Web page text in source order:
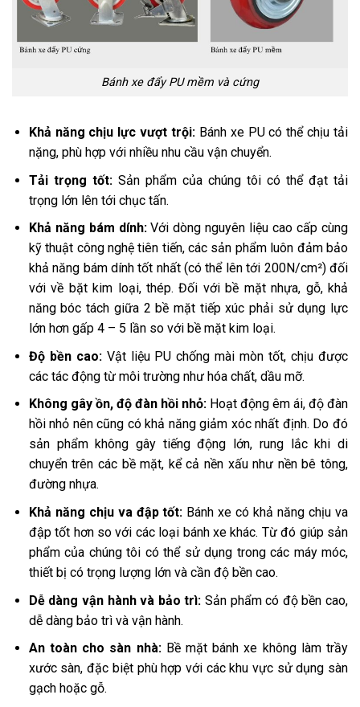
Bánh xe đẩy PU mềm và cứng
Khả năng chịu lực vượt trội: Bánh xe PU có thể chịu tải
nặng, phù hợp với nhiều nhu cầu vận chuyển.
Tải trọng tốt:Sản phẩm của chúng tôi có thể đạt tải
trọng lớn lên tới chục tấn.
Khả năng bám dính:Với dòng nguyên liệu cao cấp cùng
kỹ thuật công nghệ tiên tiến, các sản phẩm luôn đảm bảo
khả năng bám dính tốt nhất (có thể lên tới 200N/cm²) đối
với về bặt kim loại, thép. Đối với bề mặt nhựa, gỗ, khả
năng bóc tách giữa 2 bề mặt tiếp xúc phải sử dụng lực
lớn hơn gấp 4 – 5 lần so với bề mặt kim loại.
Độ bền cao:Vật liệu PU chống mài mòn tốt, chịu được
các tác động từ môi trường như hóa chất, dầu mỡ.
Không gây ồn, độ đàn hồi nhỏ:Hoạt động êm ái, độ đàn
hồi nhỏ nên cũng có khả năng giảm xóc nhất định. Do đó
sản phẩm không gây tiếng động lớn, rung lắc khi di
chuyển trên các bề mặt, kể cả nền xấu như nền bê tông,
đường nhựa.
Khả năng chịu va đập tốt: Bánh xe có khả năng chịu va
đập tốt hơn so với các loại bánh xe khác. Từ đó giúp sản
phẩm của chúng tôi có thể sử dụng trong các máy móc,
thiết bị có trọng lượng lớn và cần độ bền cao.
Dễ dàng vận hành và bảo trì: Sản phẩm có độ bền cao,
dễ dàng bảo trì và vận hành.
An toàn cho sàn nhà:Bề mặt bánh xe không làm trầy
xước sàn, đặc biệt phù hợp với các khu vực sử dụng sàn
gạch hoặc gỗ.